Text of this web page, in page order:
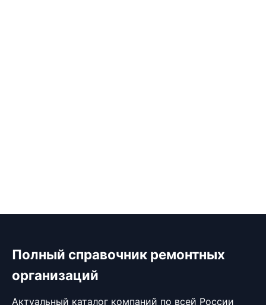
Полный справочник ремонтных
организаций
Актуальный каталог компаний по всей России